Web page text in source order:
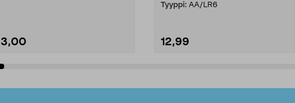
3,00
Tyyppi: AA/LR6
12,99